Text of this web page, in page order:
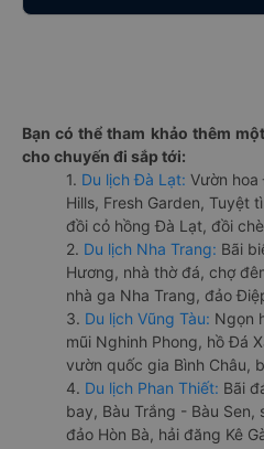
Bạn có thể tham khảo thêm
cho chuyến đi sắp tới:
1. Du lịch Đà Lạt: Vườn hoa
Hills, Fresh Garden, Tuyệt
đồi cỏ hồng Đà Lạt, đồi
2. Du lịch Nha Trang: Bãi
Hương, nhà thờ đá, chợ
nhà ga Nha Trang, đảo
3. Du lịch Vũng Tàu: Ngọn
mũi Nghinh Phong, hồ Đá
vườn quốc gia Bình Châu,
4. Du lịch Phan Thiết: Bãi
bay, Bàu Trắng - Bàu Sen,
đảo Hòn Bà, hải đăng Kê